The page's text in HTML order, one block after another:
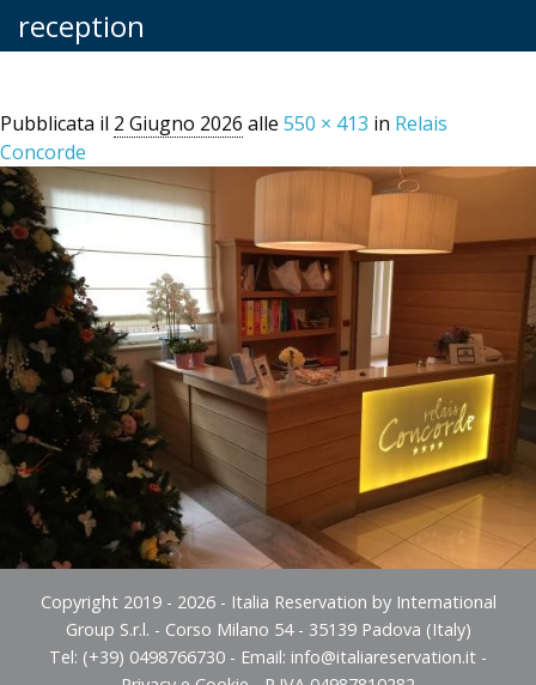
reception
Pubblicata il 2 Giugno 2026 alle 550 × 413 in Relais
Concorde
Copyright 2019 - 2026 - Italia Reservation by International
Group S.r.l. - Corso Milano 54 - 35139 Padova (Italy)
Tel: (+39) 0498766730 - Email: info@italiareservation.it -